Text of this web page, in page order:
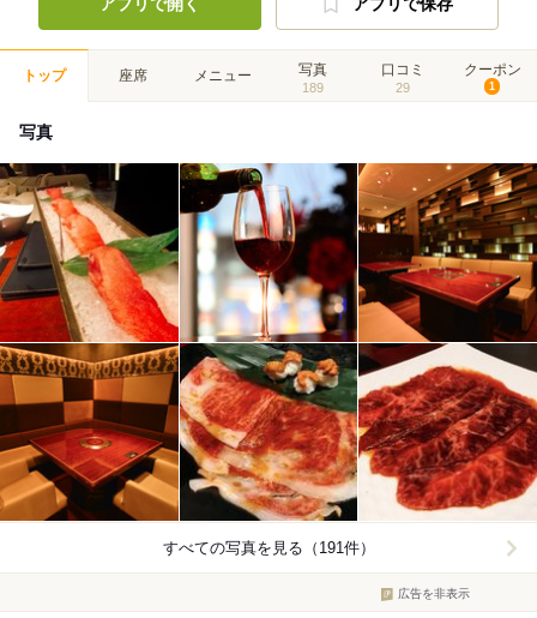
トップ 座席 メニュー 写真
189
口コミ
29
クーポン
1
写真
すべての写真を見る（191件）
広告を非表示